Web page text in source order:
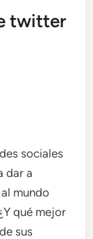
twitter
sociales
dar a
mundo
qué mejor
sus